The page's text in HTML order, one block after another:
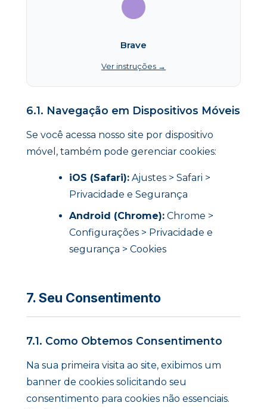
Brave
Ver instruções →
6.1. Navegação em Dispositivos Móveis
Se você acessa nosso site por dispositivo
móvel, também pode gerenciar cookies:
iOS (Safari): Ajustes > Safari >
Privacidade e Segurança
Android (Chrome): Chrome >
Configurações > Privacidade e
segurança > Cookies
7. Seu Consentimento
7.1. Como Obtemos Consentimento
Na sua primeira visita ao site, exibimos um
banner de cookies solicitando seu
consentimento para cookies não essenciais.